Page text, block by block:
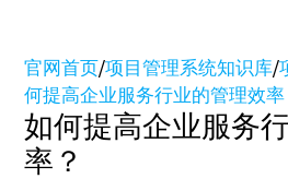
官网首页/项目管理系统知识库/
何提高企业服务行业的管理效率
如何提高企业服务
率？